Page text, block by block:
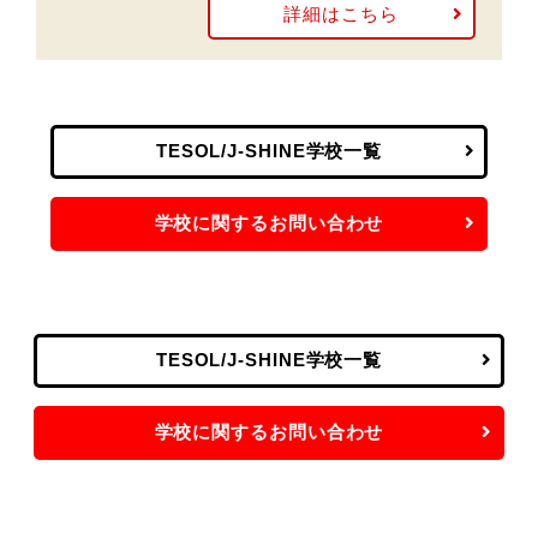
詳細はこちら
TESOL/J-SHINE学校一覧
学校に関するお問い合わせ
TESOL/J-SHINE学校一覧
学校に関するお問い合わせ